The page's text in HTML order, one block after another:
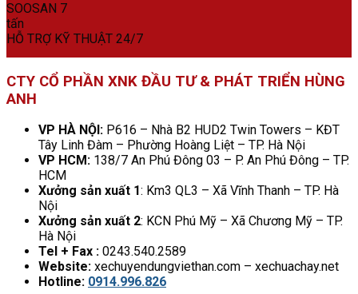
HỖ TRỢ KỸ THUẬT 24/7
CTY CỔ PHẦN XNK ĐẦU TƯ & PHÁT TRIỂN HÙNG
ANH
VP HÀ NỘI: P616 – Nhà B2 HUD2 Twin Towers – KĐT
Tây Linh Đàm – Phường Hoàng Liệt – TP. Hà Nội
VP HCM: 138/7 An Phú Đông 03 – P. An Phú Đông – TP.
HCM
Xưởng sản xuất 1: Km3 QL3 – Xã Vĩnh Thanh – TP. Hà
Nội
Xưởng sản xuất 2: KCN Phú Mỹ – Xã Chương Mỹ – TP.
Hà Nội
Tel + Fax : 0243.540.2589
Website: xechuyendungviethan.com – xechuachay.net
Hotline: 0914.996.826